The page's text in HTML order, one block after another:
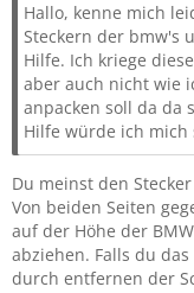
Hallo, kenne mich
Steckern der bmw's
Hilfe. Ich kriege
aber auch nicht wie
anpacken soll da da
Hilfe würde ich mich
Du meinst den
Von beiden Seiten
auf der Höhe der
abziehen. Falls du
durch entfernen der